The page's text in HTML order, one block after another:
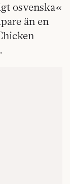
osvenska«
än en